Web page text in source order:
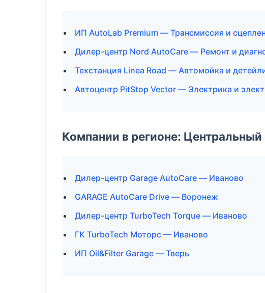
ИП AutoLab Premium — Трансмиссия и
Дилер-центр Nord AutoCare — Ремонт и
Техстанция Linea Road — Автомойка и
Автоцентр PitStop Vector — Электрика и
Компании в регионе:
Дилер-центр Garage AutoCare — Иваново
GARAGE AutoCare Drive — Воронеж
Дилер-центр TurboTech Torque — Иваново
ГК TurboTech Моторс — Иваново
ИП Oil&Filter Garage — Тверь